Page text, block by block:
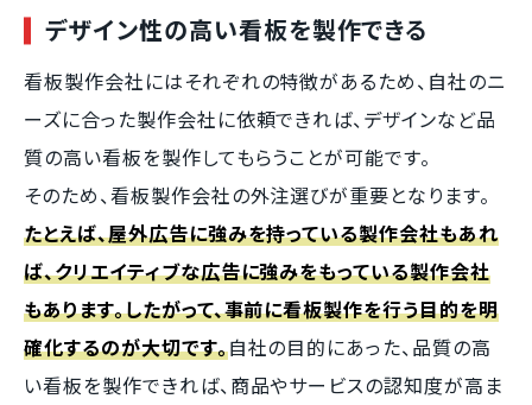
デザイン性の高い看板を製作できる
看板製作会社にはそれぞれの特徴があるため、自社のニ
ーズに合った製作会社に依頼できれば、デザインなど品
質の高い看板を製作してもらうことが可能です。
そのため、看板製作会社の外注選びが重要となります。
たとえば、屋外広告に強みを持っている製作会社もあれ
ば、クリエイティブな広告に強みをもっている製作会社
もあります。したがって、事前に看板製作を行う目的を明
確化するのが大切です。自社の目的にあった、品質の高
い看板を製作できれば、商品やサービスの認知度が高ま